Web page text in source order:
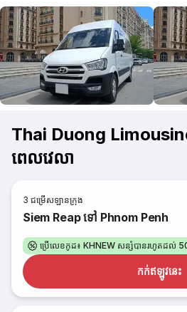
Thai Duong
ពេលវេលា
3 ជម្រើសឡានក្រុង
Siem Reap ទៅ Phnom Penh
ប្រើលេខកូដ៖ KHNEW សន្សំបានរហូតដល់
កក់​ឥឡូវនេះ